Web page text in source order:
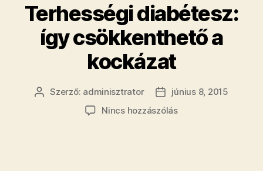
Terhességi diabétesz:
így csökkenthető a
kockázat
Bejegyzés
Szerző: adminisztrator
Bejegyzés
dátuma
június 8, 2015
Nincs hozzászólása(z)